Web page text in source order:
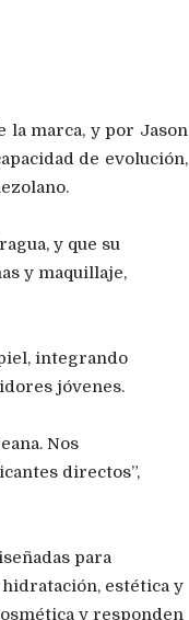
la marca, y por Jason
de evolución,
y que su
y maquillaje,
integrando
jóvenes.
Nos
directos”,
para
estética y
y responden